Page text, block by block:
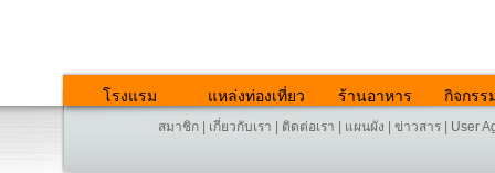
โรงแรม แหล่งท่องเที่ยว ร้านอาหาร กิจกรร
สมาชิก เกี่ยวกับเรา ติดต่อเรา แผนผัง ข่าวสาร User